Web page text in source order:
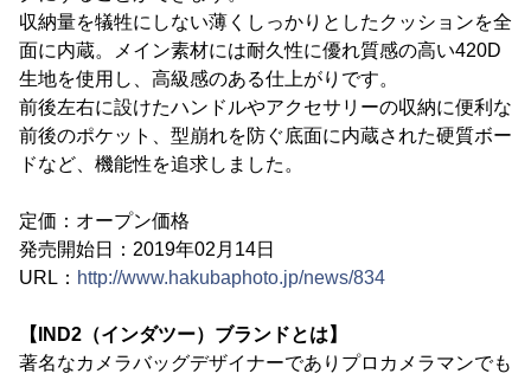
収納量を犠牲にしない薄くしっかりとしたクッションを全
面に内蔵。メイン素材には耐久性に優れ質感の高い420D
生地を使用し、高級感のある仕上がりです。
前後左右に設けたハンドルやアクセサリーの収納に便利な
前後のポケット、型崩れを防ぐ底面に内蔵された硬質ボー
ドなど、機能性を追求しました。
定価：オープン価格
発売開始日：2019年02月14日
URL： http://www.hakubaphoto.jp/news/834
【IND2（インダツー）ブランドとは】
著名なカメラバッグデザイナーでありプロカメラマンでも